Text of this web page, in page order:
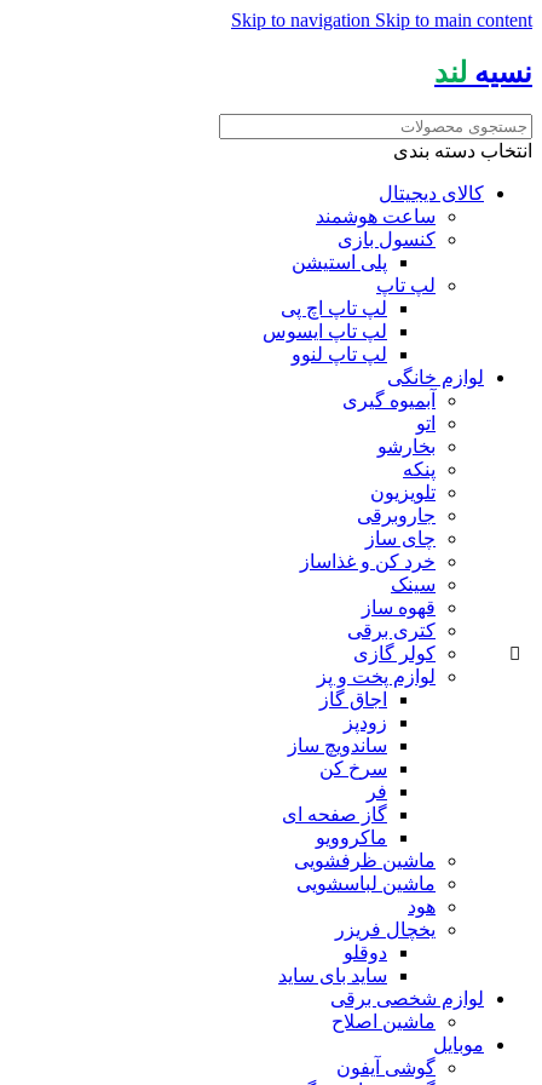
Skip to navigation Skip to main content
نسیه لند
انتخاب دسته بندی
کالای دیجیتال
ساعت هوشمند
کنسول بازی
پلی استیشن
لپ تاپ
لپ تاپ اچ پی
لپ تاپ ایسوس
لپ تاپ لنوو
لوازم خانگی
آبمیوه گیری
اتو
بخارشو
پنکه
تلویزیون
جاروبرقی
چای ساز
خرد کن و غذاساز
سینک
قهوه ساز
کتری برقی
کولر گازی
لوازم پخت و پز
اجاق گاز
زودپز
ساندویچ ساز
سرخ کن
فر
گاز صفحه ای
ماکروویو
ماشین ظرفشویی
ماشین لباسشویی
هود
یخچال فریزر
دوقلو
ساید بای ساید
لوازم شخصی برقی
ماشین اصلاح
موبایل
گوشی آیفون